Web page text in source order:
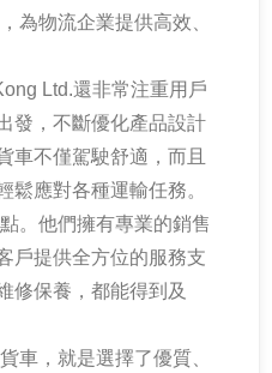
為物流企業提供高效、
Ltd.還非常注重用戶
發，不斷優化產品設計
車不僅駕駛舒適，而且
鬆應對各種運輸任務。
。他們擁有專業的銷售
戶提供全方位的服務支
修保養，都能得到及
車，就是選擇了優質、